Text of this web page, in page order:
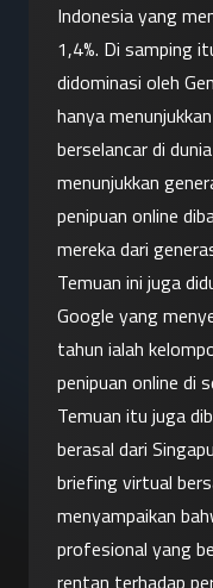
Indonesia yang
1,4%. Di samping
didominasi oleh
hanya
berselancar di
menunjukkan
penipuan online
mereka dari
Temuan ini juga
Google yang
tahun ialah
penipuan online di
Temuan itu juga
berasal dari
briefing virtual
menyampaikan
profesional yang
rentan terhadap